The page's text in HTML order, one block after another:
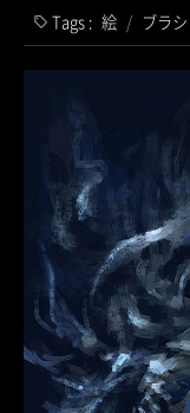
Tags : 絵 / ブラシ